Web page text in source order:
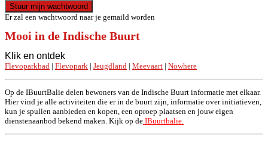
Er zal een wachtwoord naar je gemaild worden
Mooi in de Indische Buurt
Klik en ontdek
Flevoparkbad | Flevopark | Jeugdland | Meevaart | Nowhere
Op de IBuurtBalie delen bewoners van de Indische Buurt informatie met elkaar.
Hier vind je alle activiteiten die er in de buurt zijn, informatie over initiatieven,
kun je spullen aanbieden en kopen, een oproep plaatsen en jouw eigen
dienstenaanbod bekend maken. Kijk op de IBuurtbalie.